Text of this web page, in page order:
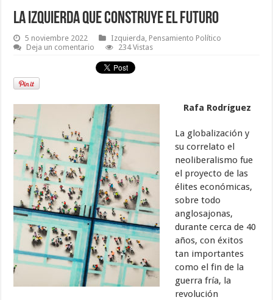
La izquierda que construye el futuro
5 noviembre 2022 Izquierda Pensamiento Político
Deja un comentario
234 Vistas
Rafa Rodríguez
La globalización y
su correlato el
neoliberalismo fue
el proyecto de las
élites económicas,
sobre todo
anglosajonas,
durante cerca de 40
años, con éxitos
tan importantes
como el fin de la
guerra fría, la
revolución